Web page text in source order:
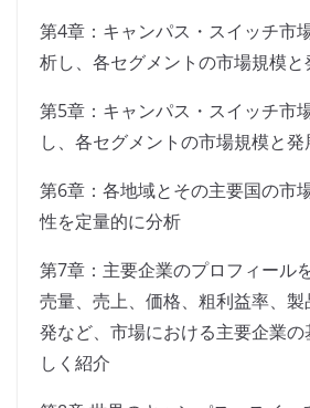
第4章：キャンパス・スイッチ市
析し、各セグメントの市場規模
第5章：キャンパス・スイッチ市
し、各セグメントの市場規模と
第6章：各地域とその主要国の市
性を定量的に分析
第7章：主要企業のプロフィール
売量、売上、価格、粗利益率、
発など、市場における主要企業
しく紹介